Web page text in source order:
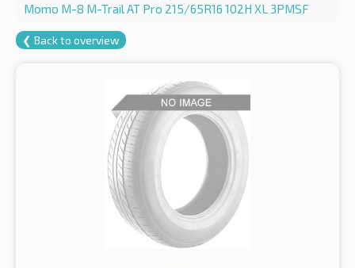
Momo M-8 M-Trail AT Pro 215/65R16 102H XL 3PMSF
❮ Back to overview